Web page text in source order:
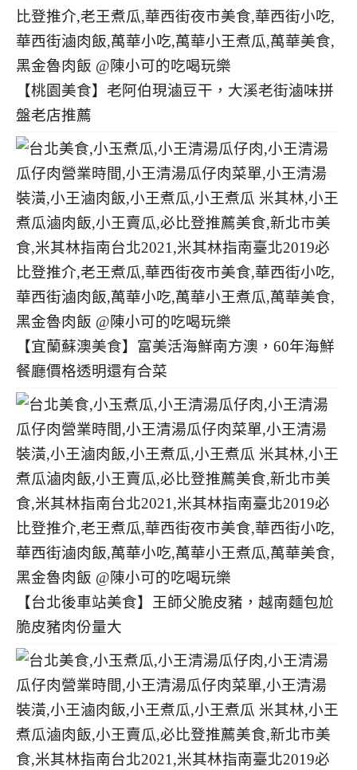
【桃園美食】老阿伯現滷豆干，大溪老街滷味拼
盤老店推薦
【宜蘭蘇澳美食】富美活海鮮南方澳，60年海鮮
餐廳價格透明還有合菜
【台北後車站美食】王師父脆皮豬，越南麵包尬
脆皮豬肉份量大